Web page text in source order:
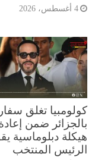
4 أغسطس، 2026
كولومبيا تغلق
بالجزائر ضمن
هيكلة دبلوماسية
الرئيس المنتخب